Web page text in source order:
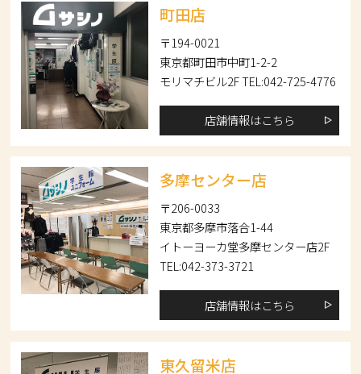
町田店
〒194-0021
東京都町田市中町1-2-2
モリマチビル2F TEL:042-725-4776
店舗情報はこちら
多摩センター店
〒206-0033
東京都多摩市落合1-44
イトーヨーカ堂多摩センター店2F
TEL:042-373-3721
店舗情報はこちら
東久留米店